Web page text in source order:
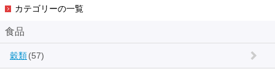
カテゴリーの一覧
食品
穀類(57)